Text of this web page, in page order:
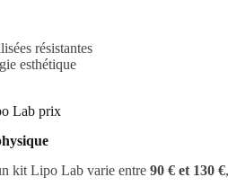
résistantes
esthétique
Lab prix
kit Lipo Lab varie entre 90 € et 130 €